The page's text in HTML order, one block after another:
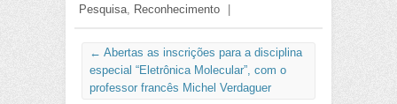
Pesquisa, Reconhecimento
← Abertas as inscrições para a disciplina
especial “Eletrônica Molecular”, com o
professor francês Michel Verdaguer